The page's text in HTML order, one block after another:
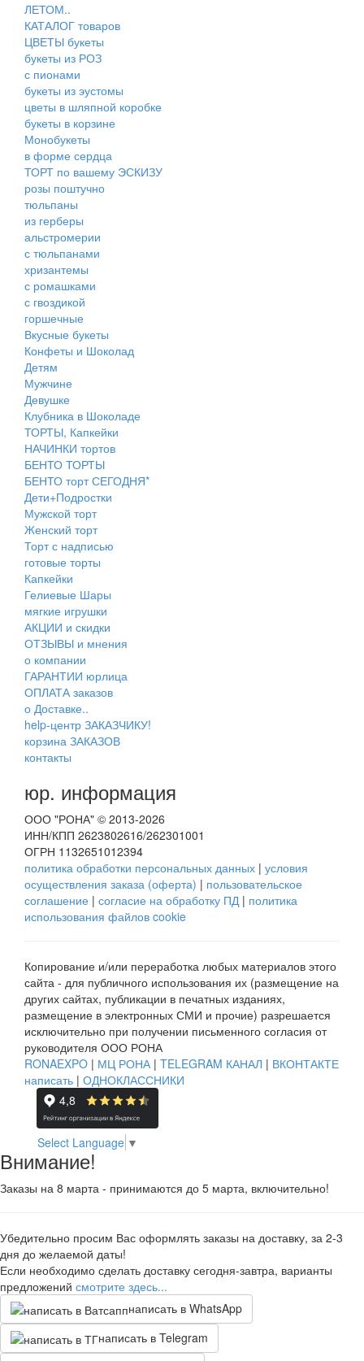
ЛЕТОМ..
КАТАЛОГ товаров
ЦВЕТЫ букеты
букеты из РОЗ
с пионами
букеты из эустомы
цветы в шляпной коробке
букеты в корзине
Монобукеты
в форме сердца
ТОРТ по вашему ЭСКИЗУ
розы поштучно
тюльпаны
из герберы
альстромерии
с тюльпанами
хризантемы
с ромашками
с гвоздикой
горшечные
Вкусные букеты
Конфеты и Шоколад
Детям
Мужчине
Девушке
Клубника в Шоколаде
ТОРТЫ, Капкейки
НАЧИНКИ тортов
БЕНТО ТОРТЫ
БЕНТО торт СЕГОДНЯ*
Дети+Подростки
Мужской торт
Женский торт
Торт с надписью
готовые торты
Капкейки
Гелиевые Шары
мягкие игрушки
АКЦИИ и скидки
ОТЗЫВЫ и мнения
о компании
ГАРАНТИИ юрлица
ОПЛАТА заказов
о Доставке..
help-центр ЗАКАЗЧИКУ!
корзина ЗАКАЗОВ
контакты
юр. информация
ООО "РОНА" © 2013-2026
ИНН/КПП 2623802616/262301001
ОГРН 1132651012394
политика обработки персональных данных | условия
осуществления заказа (оферта) | пользовательское
соглашение | согласие на обработку ПД| политика
использования файлов cookie
Копирование и/или переработка любых материалов этого
сайта - для публичного использования их (размещение на
других сайтах, публикации в печатных изданиях,
размещение в электронных СМИ и прочие) разрешается
исключительно при получении письменного согласия от
руководителя ООО РОНА
RONAEXPO | МЦ РОНА| TELEGRAM КАНАЛ | ВКОНТАКТЕ
написать | ОДНОКЛАССНИКИ
Select Language ▼
Внимание!
Заказы на 8 марта - принимаются до 5 марта, включительно!
Убедительно просим Вас оформлять заказы на доставку, за 2-3
дня до желаемой даты!
Если необходимо сделать доставку сегодня-завтра, варианты
предложений смотрите здесь...
написать в WhatsApp
написать в Telegram